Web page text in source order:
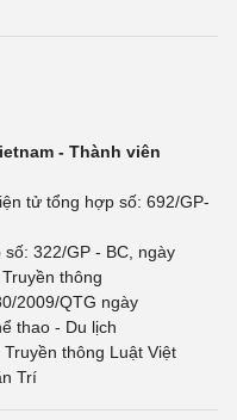
- Thành viên
tử tổng hợp số: 692/GP-
322/GP - BC, ngày
thông
2009/QTG ngày
thao - Du lịch
thông Luật Việt
Trí